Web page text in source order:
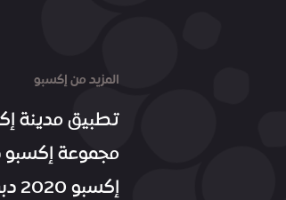
المزيد من إكسبو
تطبيق مدينة
مجموعة
إكسبو 2020 دبي